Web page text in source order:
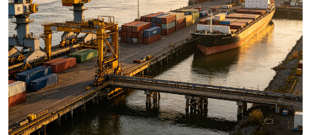
关清关